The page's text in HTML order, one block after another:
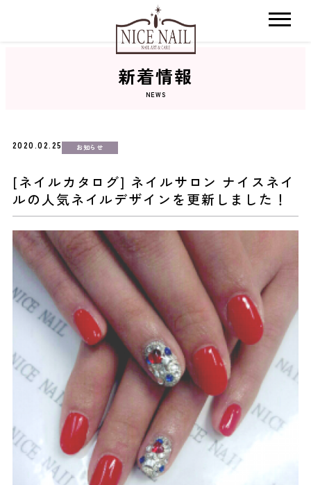
おすすめクーポン
料金メニュー
コンセプト
よくあるご質問
ご利用の流れ
取り扱いカラー
ネイル用語
新着情報
NEWS
2020.02.25 お知らせ
[ネイルカタログ] ネイルサロン ナイスネイ
ルの人気ネイルデザインを更新しました！